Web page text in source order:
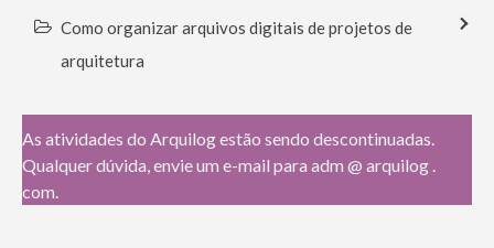
Como organizar arquivos digitais de projetos de
arquitetura
As atividades do Arquilog estão sendo descontinuadas.
Qualquer dúvida, envie um e-mail para adm @ arquilog .
com.